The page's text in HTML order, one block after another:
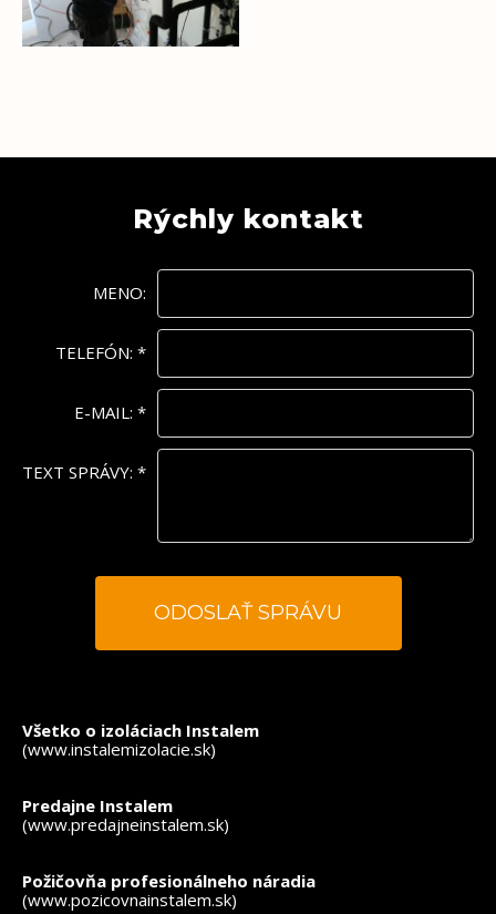
Rýchly kontakt
MENO:
TELEFÓN: *
E-MAIL: *
TEXT SPRÁVY: *
Všetko o izoláciach Instalem
(www.instalemizolacie.sk)
Predajne Instalem
(www.predajneinstalem.sk)
Požičovňa profesionálneho náradia
(www.pozicovnainstalem.sk)